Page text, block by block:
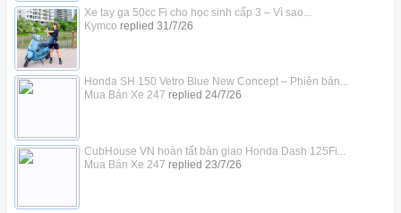
Xe tay ga 50cc Fi cho học sinh cấp 3 – Vì sao...
Kymco replied 31/7/26
Honda SH 150 Vetro Blue New Concept – Phiên bản...
Mua Bán Xe 247 replied 24/7/26
CubHouse VN hoàn tất bàn giao Honda Dash 125Fi...
Mua Bán Xe 247 replied 23/7/26